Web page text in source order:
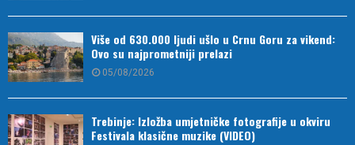
Više od 630.000 ljudi ušlo u Crnu Goru za vikend:
Ovo su najprometniji prelazi
05/08/2026
Trebinje: Izložba umjetničke fotografije u okviru
Festivala klasične muzike (VIDEO)